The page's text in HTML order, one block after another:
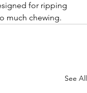
for ripping
much chewing.
See All